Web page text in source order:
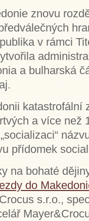
znovu
v rámci
a bulharská
katastrofální
a více než
přídomek
na bohaté
do
s.r.o.,